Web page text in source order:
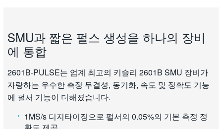
SMU과 짧은 펄스 생성을 하나의 장비
에 통합
2601B-PULSE는 업계 최고의 키슬리 2601B SMU 장비가
자랑하는 우수한 측정 무결성, 동기화, 속도 및 정확도 기능
에 펄서 기능이 더해졌습니다.
1MS/s 디지타이징으로 펄서의 0.05%의 기본 측정 정